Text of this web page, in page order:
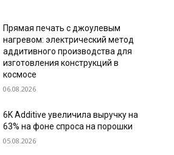
Прямая печать с джоулевым
нагревом: электрический метод
аддитивного производства для
изготовления конструкций в
космосе
06.08.2026
6K Additive увеличила выручку на
63% на фоне спроса на порошки
05.08.2026